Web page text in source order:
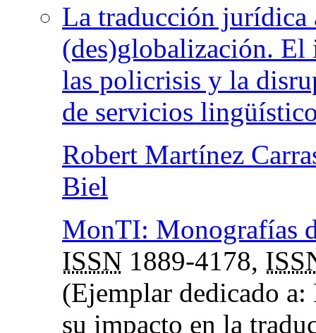
La traducción jurídica
(des)globalización. El
las policrisis y la
de servicios
Robert Martínez
Biel
MonTI: Monografías
ISSN 1889-4178,
(Ejemplar dedicado
su impacto en la